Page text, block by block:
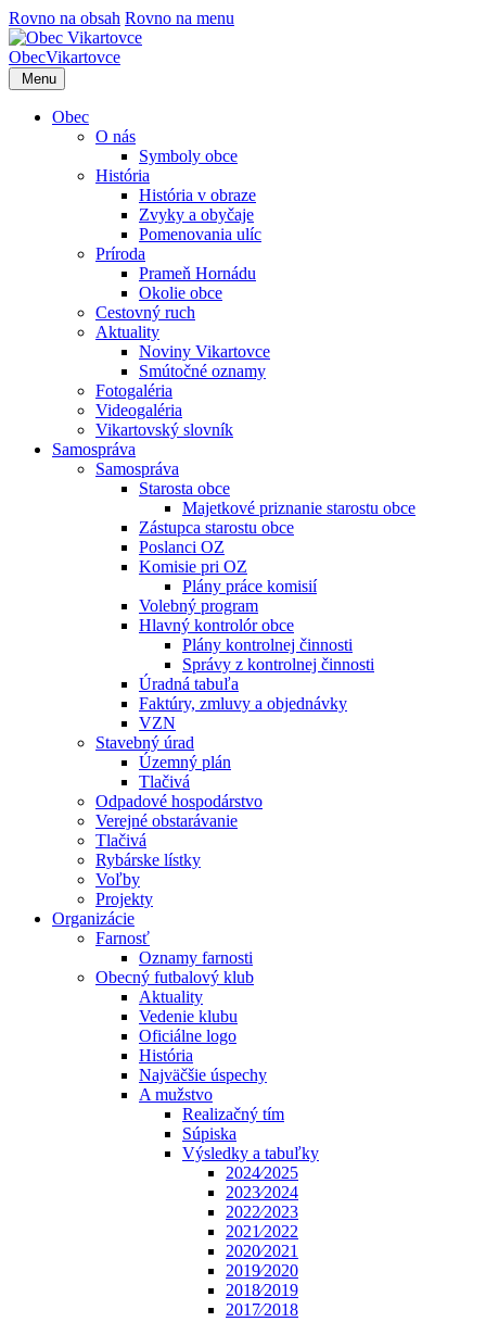
Rovno na obsah Rovno na menu
ObecVikartovce
Menu
Obec
O nás
Symboly obce
História
História v obraze
Zvyky a obyčaje
Pomenovania ulíc
Príroda
Prameň Hornádu
Okolie obce
Cestovný ruch
Aktuality
Noviny Vikartovce
Smútočné oznamy
Fotogaléria
Videogaléria
Vikartovský slovník
Samospráva
Samospráva
Starosta obce
Majetkové priznanie starostu obce
Zástupca starostu obce
Poslanci OZ
Komisie pri OZ
Plány práce komisií
Volebný program
Hlavný kontrolór obce
Plány kontrolnej činnosti
Správy z kontrolnej činnosti
Úradná tabuľa
Faktúry, zmluvy a objednávky
VZN
Stavebný úrad
Územný plán
Tlačivá
Odpadové hospodárstvo
Verejné obstarávanie
Tlačivá
Rybárske lístky
Voľby
Projekty
Organizácie
Farnosť
Oznamy farnosti
Obecný futbalový klub
Aktuality
Vedenie klubu
Oficiálne logo
História
Najväčšie úspechy
A mužstvo
Realizačný tím
Súpiska
Výsledky a tabuľky
2024⁄2025
2023⁄2024
2022⁄2023
2021⁄2022
2020⁄2021
2019⁄2020
2018⁄2019
2017⁄2018